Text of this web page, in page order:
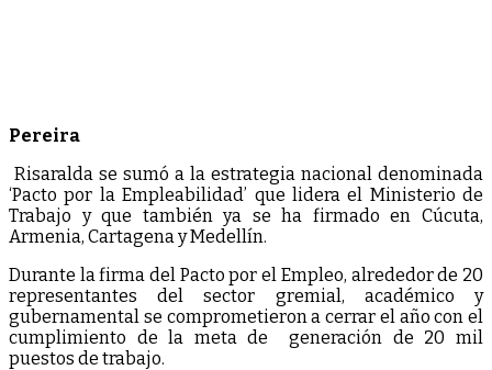
Pereira
Risaralda se sumó a la estrategia nacional denominada
‘Pacto por la Empleabilidad’ que lidera el Ministerio de
Trabajo y que también ya se ha firmado en Cúcuta,
Armenia, Cartagena y Medellín.
Durante la firma del Pacto por el Empleo, alrededor de 20
representantes del sector gremial, académico y
gubernamental se comprometieron a cerrar el año con el
cumplimiento de la meta de generación de 20 mil
puestos de trabajo.